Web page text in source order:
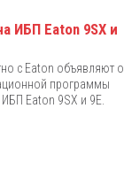
ИБП Eaton 9SX и
с Eaton объявляют о
программы
Eaton 9SX и 9E.